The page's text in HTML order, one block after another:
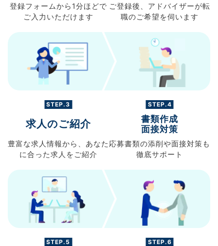
登録フォームから 1分ほどで
ご入力 いただけます
ご登録後、 アドバイザーが転
職のご希望を伺います
STEP.3
求人のご紹介
豊富な求人情報から、 あなた
に合った求人を ご紹介
STEP.4
書類作成
面接対策
応募書類の添削や面接対策も
徹底サポート
STEP.5 STEP.6